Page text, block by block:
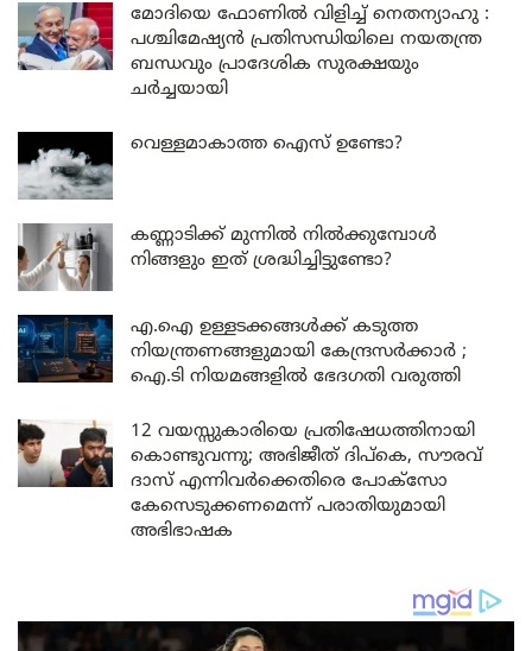
മോദിയെ ഫോണിൽ വിളിച്ച് നെതന്യാഹു :
പശ്ചിമേഷ്യൻ പ്രതിസന്ധിയിലെ നയതന്ത്ര
ബന്ധവും പ്രാദേശിക സുരക്ഷയും
ചർച്ചയായി
വെള്ളമാകാത്ത ഐസ് ഉണ്ടോ?
കണ്ണാടിക്ക് മുന്നിൽ നിൽക്കുമ്പോൾ
നിങ്ങളും ഇത് ശ്രദ്ധിച്ചിട്ടുണ്ടോ?
എ.ഐ ഉള്ളടക്കങ്ങൾക്ക് കടുത്ത
നിയന്ത്രണങ്ങളുമായി കേന്ദ്രസർക്കാർ ;
ഐ.ടി നിയമങ്ങളിൽ ഭേദഗതി വരുത്തി
12 വയസ്സുകാരിയെ പ്രതിഷേധത്തിനായി
കൊണ്ടുവന്നു; അഭിജീത് ദിപ്കെ, സൗരവ്
ദാസ് എന്നിവർക്കെതിരെ പോക്സോ
കേസെടുക്കണമെന്ന് പരാതിയുമായി
അഭിഭാഷക